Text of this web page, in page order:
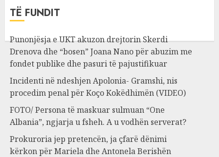
TË FUNDIT
Punonjësja e UKT akuzon drejtorin Skerdi
Drenova dhe “bosen” Joana Nano për abuzim me
fondet publike dhe pasuri të pajustifikuar
Incidenti në ndeshjen Apolonia- Gramshi, nis
procedim penal për Koço Kokëdhimën (VIDEO)
FOTO/ Persona të maskuar sulmuan “One
Albania”, ngjarja u fsheh. A u vodhën serverat?
Prokuroria jep pretencën, ja çfarë dënimi
kërkon për Mariela dhe Antonela Berishën